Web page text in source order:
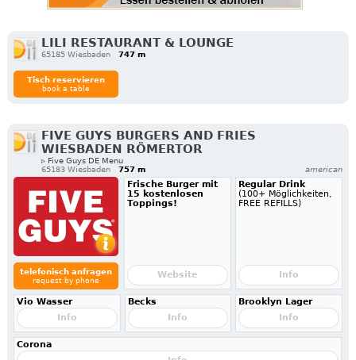
LILI RESTAURANT & LOUNGE
65185 Wiesbaden 747 m
Tisch reservieren
book a table
FIVE GUYS BURGERS AND FRIES
WIESBADEN RÖMERTOR
▹ Five Guys DE Menu
65183 Wiesbaden
757 m american
telefonisch anfragen
request by phone
Frische Burger mit
15 kostenlosen
Toppings!
Website
Regular Drink
(100+ Möglichkeiten,
FREE REFILLS)
Info
Vio Wasser
Info
Becks
Info
Brooklyn Lager
Info
Corona